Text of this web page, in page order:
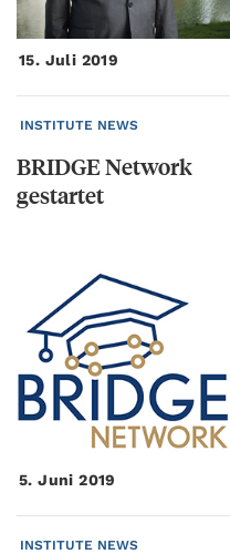
15. Juli 2019
INSTITUTE NEWS
BRIDGENetwork
gestartet
5. Juni 2019
INSTITUTE NEWS